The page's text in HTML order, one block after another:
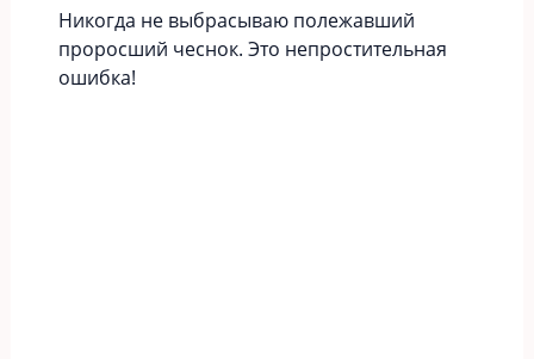
Никогда не выбрасываю полежавший
проросший чеснок. Это непростительная
ошибка!